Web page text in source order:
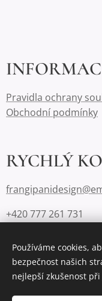
Pravidla ochrany
Obchodní podmínky
RYCHLÝ
+420 777 261 731
Používáme cookies,
bezpečnost našich
nejlepší zkušenost